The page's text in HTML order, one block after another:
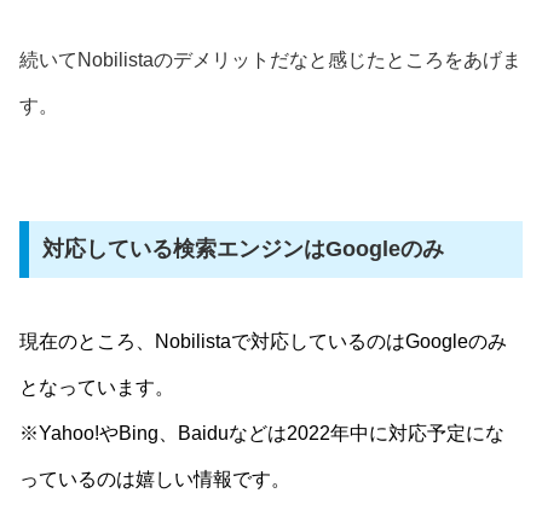
続いてNobilistaのデメリットだなと感じたところをあげま
す。
対応している検索エンジンはGoogleのみ
現在のところ、Nobilistaで対応しているのはGoogleのみ
となっています。
※Yahoo!やBing、Baiduなどは2022年中に対応予定にな
っているのは嬉しい情報です。